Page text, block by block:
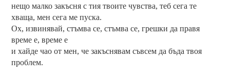
нещо малко закъсня с тия твоите чувства, теб сега те
хваща, мен сега ме пуска.
Ох, извинявай, стъмва се, стъмва се, грешки да правя
време е, време е
и хайде чао от мен, че закъснявам съвсем да бъда твоя
проблем.